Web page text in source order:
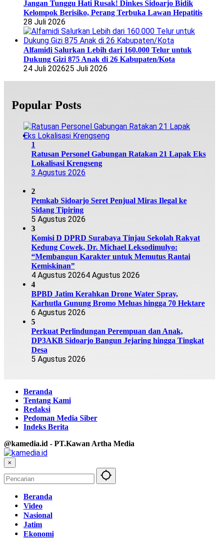
Jangan Tunggu Hati Rusak! Dinkes Sidoarjo Bidik
Kelompok Berisiko, Perang Terbuka Lawan Hepatitis
28 Juli 2026
Alfamidi Salurkan Lebih dari 160.000 Telur untuk
Dukung Gizi 875 Anak di 26 Kabupaten/Kota
24 Juli 202625 Juli 2026
Popular Posts
1
Ratusan Personel Gabungan Ratakan 21 Lapak Eks
Lokalisasi Krengseng
3 Agustus 2026
2
Pemkab Sidoarjo Seret Penjual Miras Ilegal ke
Sidang Tipiring
5 Agustus 2026
3
Komisi D DPRD Surabaya Tinjau Sekolah Rakyat
Kedung Cowek, Dr. Michael Leksodimulyo:
“Membangun Karakter untuk Memutus Rantai
Kemiskinan”
4 Agustus 20264 Agustus 2026
4
BPBD Jatim Kerahkan Drone Water Spray,
Karhutla Gunung Bromo Meluas hingga 70 Hektare
6 Agustus 2026
5
Perkuat Perlindungan Perempuan dan Anak,
DP3AKB Sidoarjo Bangun Jejaring hingga Tingkat
Desa
5 Agustus 2026
Beranda
Tentang Kami
Redaksi
Pedoman Media Siber
Indeks Berita
@kamedia.id - PT.Kawan Artha Media
×
Beranda
Video
Nasional
Jatim
Ekonomi